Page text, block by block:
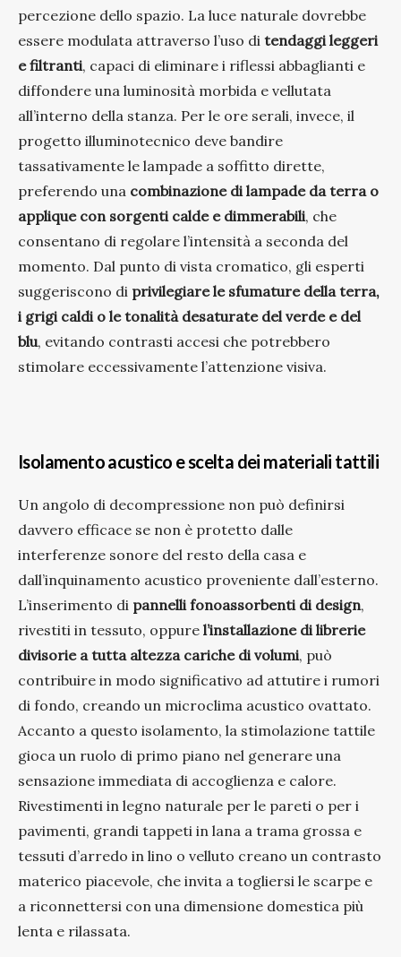
percezione dello spazio. La luce naturale dovrebbe
essere modulata attraverso l’uso di tendaggi leggeri
e filtranti, capaci di eliminare i riflessi abbaglianti e
diffondere una luminosità morbida e vellutata
all’interno della stanza. Per le ore serali, invece, il
progetto illuminotecnico deve bandire
tassativamente le lampade a soffitto dirette,
preferendo una combinazione di lampade da terra o
applique con sorgenti calde e dimmerabili, che
consentano di regolare l’intensità a seconda del
momento. Dal punto di vista cromatico, gli esperti
suggeriscono di privilegiare le sfumature della terra,
i grigi caldi o le tonalità desaturate del verde e del
blu, evitando contrasti accesi che potrebbero
stimolare eccessivamente l’attenzione visiva.
Isolamento acustico e scelta dei materiali tattili
Un angolo di decompressione non può definirsi
davvero efficace se non è protetto dalle
interferenze sonore del resto della casa e
dall’inquinamento acustico proveniente dall’esterno.
L’inserimento di pannelli fonoassorbenti di design,
rivestiti in tessuto, oppure l’installazione di librerie
divisorie a tutta altezza cariche di volumi, può
contribuire in modo significativo ad attutire i rumori
di fondo, creando un microclima acustico ovattato.
Accanto a questo isolamento, la stimolazione tattile
gioca un ruolo di primo piano nel generare una
sensazione immediata di accoglienza e calore.
Rivestimenti in legno naturale per le pareti o per i
pavimenti, grandi tappeti in lana a trama grossa e
tessuti d’arredo in lino o velluto creano un contrasto
materico piacevole, che invita a togliersi le scarpe e
a riconnettersi con una dimensione domestica più
lenta e rilassata.